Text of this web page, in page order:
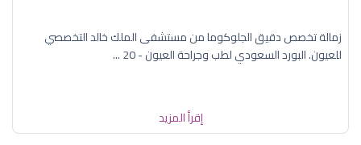
زمالة تخصص دقيق الجلوكوما من مستشفى الملك خالد التخصصي
للعيون. البورد السعودي لطب وجراحة العيون - 20 ...
إقرأ المزيد